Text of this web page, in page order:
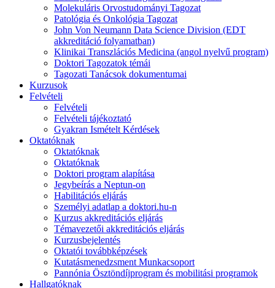
Molekuláris Orvostudományi Tagozat
Patológia és Onkológia Tagozat
John Von Neumann Data Science Division (EDT
akkreditáció folyamatban)
Klinikai Transzlációs Medicina (angol nyelvű program)
Doktori Tagozatok témái
Tagozati Tanácsok dokumentumai
Kurzusok
Felvételi
Felvételi
Felvételi tájékoztató
Gyakran Ismételt Kérdések
Oktatóknak
Oktatóknak
Oktatóknak
Doktori program alapítása
Jegybeírás a Neptun-on
Habilitációs eljárás
Személyi adatlap a doktori.hu-n
Kurzus akkreditációs eljárás
Témavezetői akkreditációs eljárás
Kurzusbejelentés
Oktatói továbbképzések
Kutatásmenedzsment Munkacsoport
Pannónia Ösztöndíjprogram és mobilitási programok
Hallgatóknak